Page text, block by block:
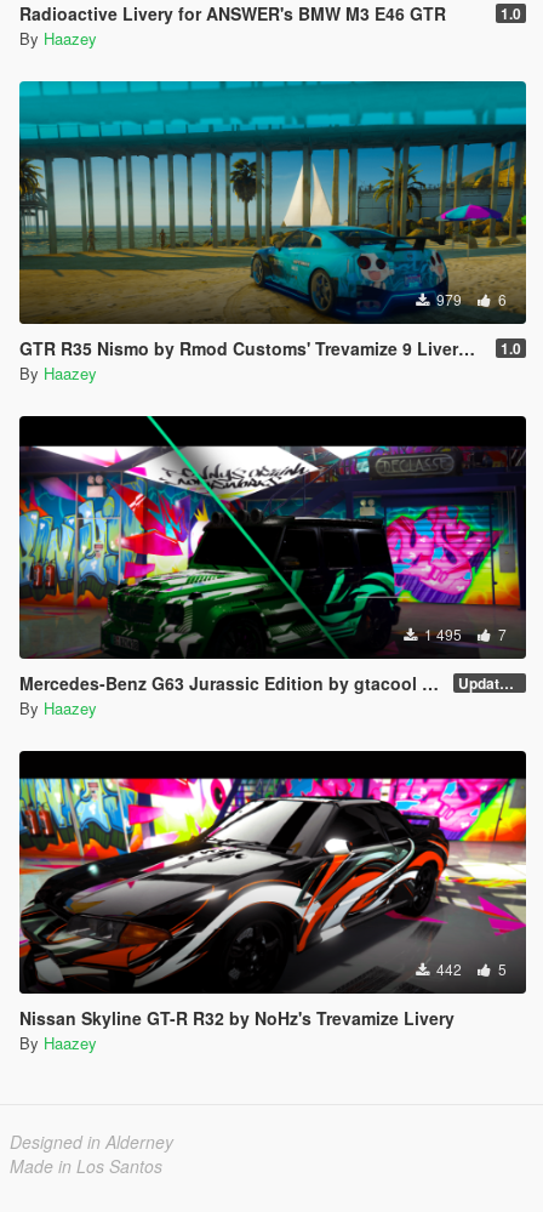
Radioactive Livery for ANSWER's BMW M3 E46 GTR 1.0
By Haazey
979 6
GTR R35 Nismo by Rmod Customs' Trevamize 9 Livery Pack 1.0
By Haazey
1 495 7
Mercedes-Benz G63 Jurassic Edition by gtacool Trevamize 9 Livery Pack Updated Liverys
By Haazey
442 5
Nissan Skyline GT-R R32 by NoHz's Trevamize Livery
By Haazey
Designed in Alderney
Made in Los Santos